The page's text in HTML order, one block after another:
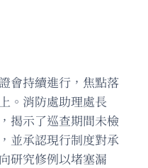
會持續進行，焦點落
。消防處助理處長
揭示了巡查期間未檢
並承認現行制度對承
研究修例以堵塞漏